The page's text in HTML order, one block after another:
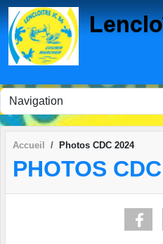
Accueil Photos CDC 2024
PHOTOS
Panneau de gestion des cookies